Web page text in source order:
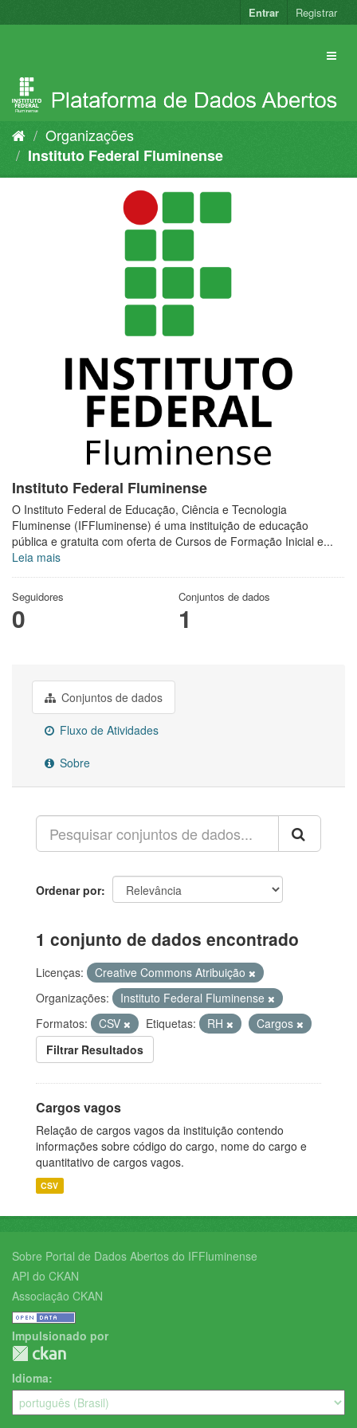
para
Entrar Registrar
Organizações
Instituto Federal Fluminense
Instituto Federal Fluminense
O Instituto Federal de Educação, Ciência e Tecnologia
Fluminense (IFFluminense) é uma instituição de educação
pública e gratuita com oferta de Cursos de Formação Inicial e...
Leia mais
Seguidores
0
Conjuntos de dados
1
Conjuntos de dados
Fluxo de Atividades
Sobre
Ordenar por
1 conjunto de dados encontrado
Licenças:
Creative Commons Atribuição
Organizações:
Instituto Federal Fluminense
Formatos:
CSV Etiquetas: RH
Cargos
Filtrar Resultados
Cargos vagos
Relação de cargos vagos da instituição contendo
informações sobre código do cargo, nome do cargo e
quantitativo de cargos vagos.
CSV
Sobre Portal de Dados Abertos do IFFluminense
API do CKAN
Associação CKAN
Impulsionado por
Idioma